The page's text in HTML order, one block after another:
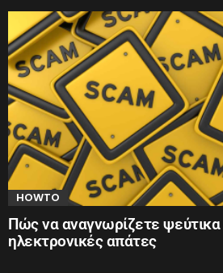
HOWTO
Πώς να αναγνωρίζετε
ηλεκτρονικές απάτες